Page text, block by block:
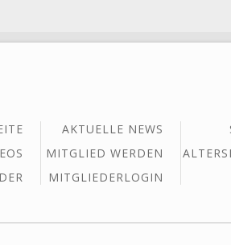
AKTUELLE NEWS
MITGLIED WERDEN
MITGLIEDERLOGIN